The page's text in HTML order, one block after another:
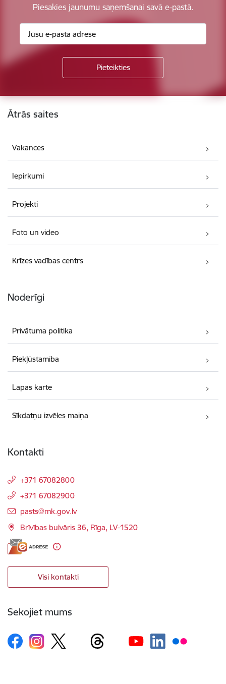
Piesakies jaunumu saņemšanai savā e-pastā.
Kājene
Ātrās saites
Vakances
Iepirkumi
Projekti
Foto un video
Krīzes vadības centrs
Noderīgi
Privātuma politika
Piekļūstamība
Lapas karte
Sīkdatņu izvēles maiņa
Kontakti
+371 67082800
+371 67082900
E-pasts:
pasts@mk.gov.lv
Brīvības bulvāris 36, Rīga, LV-1520
Visi kontakti
Sekojiet mums